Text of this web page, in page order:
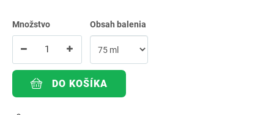
Množstvo Obsah balenia
DO KOŠÍKA